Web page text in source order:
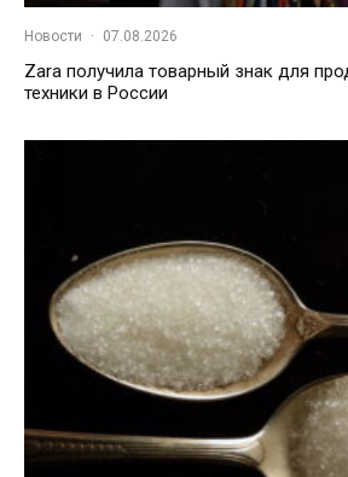
Новости · 07.08.2026
Zara получила товарный знак для
техники в России